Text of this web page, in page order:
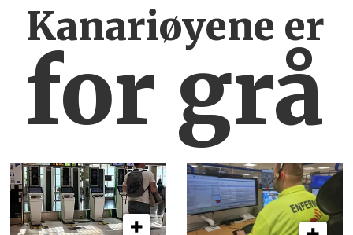
Kanariøyene er
for grå